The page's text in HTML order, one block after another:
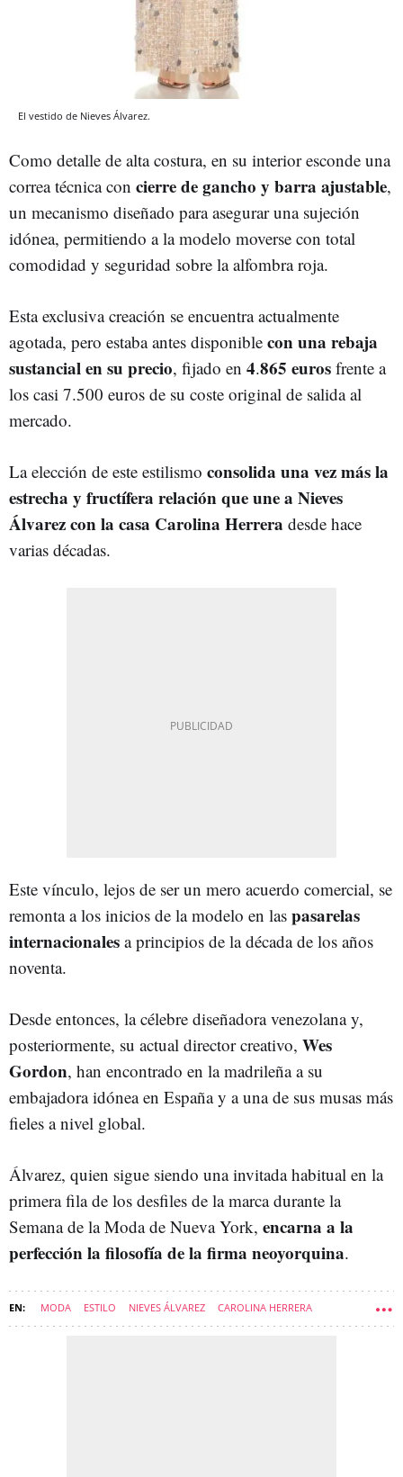
El vestido de Nieves Álvarez.
Como detalle de alta costura, en su interior esconde una
correa técnica con cierre de gancho y barra ajustable,
un mecanismo diseñado para asegurar una sujeción
idónea, permitiendo a la modelo moverse con total
comodidad y seguridad sobre la alfombra roja.
Esta exclusiva creación se encuentra actualmente
agotada, pero estaba antes disponible con una rebaja
sustancial en su precio, fijado en 4.865 euros frente a
los casi 7.500 euros de su coste original de salida al
mercado.
La elección de este estilismo consolida una vez más la
estrecha y fructífera relación que une a Nieves
Álvarez con la casa Carolina Herrera desde hace
varias décadas.
Este vínculo, lejos de ser un mero acuerdo comercial, se
remonta a los inicios de la modelo en las pasarelas
internacionales a principios de la década de los años
noventa.
Desde entonces, la célebre diseñadora venezolana y,
posteriormente, su actual director creativo, Wes
Gordon, han encontrado en la madrileña a su
embajadora idónea en España y a una de sus musas más
fieles a nivel global.
Álvarez, quien sigue siendo una invitada habitual en la
primera fila de los desfiles de la marca durante la
Semana de la Moda de Nueva York, encarna a la
perfección la filosofía de la firma neoyorquina.
MODA ESTILO NIEVES ÁLVAREZ CAROLINA HERRERA